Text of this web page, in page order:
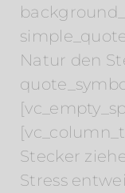
Natur den
Stecker
Stress